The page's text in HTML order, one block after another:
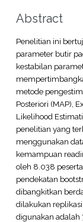
Abstract
Penelitian ini
parameter butir
kestabilan
metode
Posteriori (MAP),
Likelihood
penelitian yang
menggunakan
kemampuan
oleh 8.038
pendekatan
dibangkitkan
dilakukan
digunakan adalah